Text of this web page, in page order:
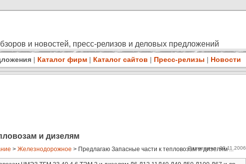
и новостей, пресс-релизов и деловых предложений
| Каталог фирм | Каталог сайтов | Пресс-релизы | Новости
и дизелям
> Железнодорожное > Предлагаю Запасные части к тепловозам и дизелям ...
Размещено: 09.11.2006